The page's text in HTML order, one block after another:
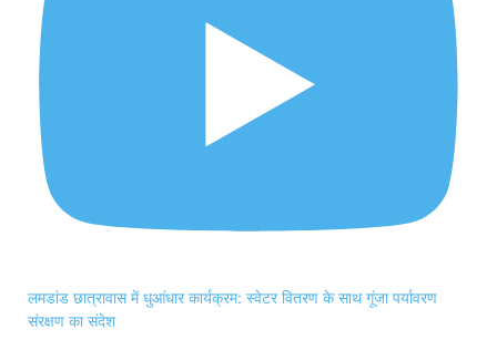
लमडांड छात्रावास में धुआंधार कार्यक्रम: स्वेटर वितरण के साथ गूंजा पर्यावरण
संरक्षण का संदेश